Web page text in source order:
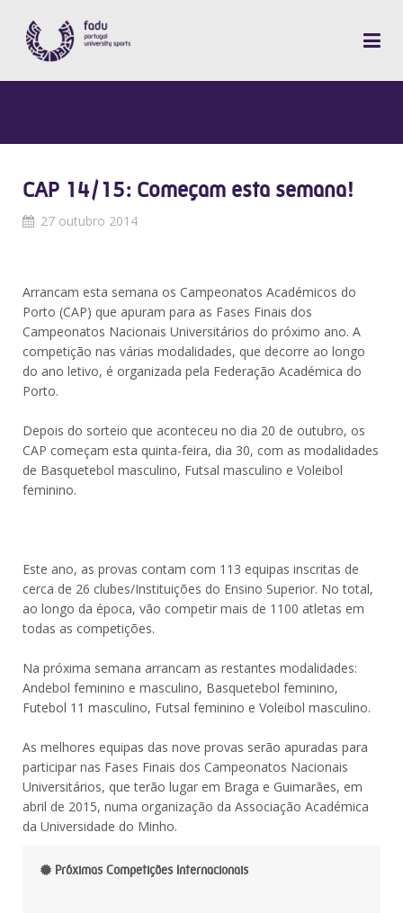
CAP 14/15: Começam esta semana!
27 outubro 2014
Arrancam esta semana os Campeonatos Académicos do
Porto (CAP) que apuram para as Fases Finais dos
Campeonatos Nacionais Universitários do próximo ano. A
competição nas várias modalidades, que decorre ao longo
do ano letivo, é organizada pela Federação Académica do
Porto.
Depois do sorteio que aconteceu no dia 20 de outubro, os
CAP começam esta quinta-feira, dia 30, com as modalidades
de Basquetebol masculino, Futsal masculino e Voleibol
feminino.
Este ano, as provas contam com 113 equipas inscritas de
cerca de 26 clubes/Instituições do Ensino Superior. No total,
ao longo da época, vão competir mais de 1100 atletas em
todas as competições.
Na próxima semana arrancam as restantes modalidades:
Andebol feminino e masculino, Basquetebol feminino,
Futebol 11 masculino, Futsal feminino e Voleibol masculino.
As melhores equipas das nove provas serão apuradas para
participar nas Fases Finais dos Campeonatos Nacionais
Universitários, que terão lugar em Braga e Guimarães, em
abril de 2015, numa organização da Associação Académica
da Universidade do Minho.
Próximas Competições Internacionais